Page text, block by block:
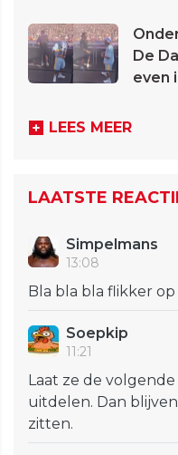
De
even
LEES MEER
LAATSTE
Simpelmans
13:08
Bla bla bla flikker
Soepkip
11:21
Laat ze de
uitdelen. Dan
zitten.